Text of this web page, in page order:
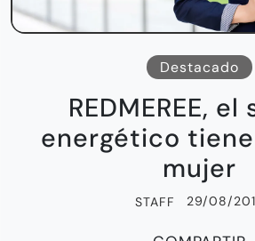
Destacado
REDMEREE,
energético
mujer
STAFF 29/08/